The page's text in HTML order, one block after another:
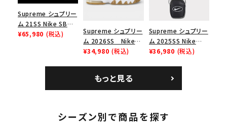
キーワードから探す
人気ワード 2026SS 2025AW 2025SS
Tシャツ・ロングスリーブ
キャップ・ハット
パーカー・クルーネック
ショルダー・ウエストバッグ
ボックスロゴ ブラックスウェット
コラボレーションブランドから探す
Supreme シュプリー
ム 21SS Nike SB
Dunk Low ナイキSB
¥65,980 (税込)
Supreme シュプリー
ム 2026SS Nike
SB Air Max 2 CB 94
ロー SP ホワイト
¥34,980 (税込)
Supreme シュプリー
ム 2025SS Nike
Leather Shoulder
¥36,980 (税込)
もっと見る
シーズン別で商品を探す